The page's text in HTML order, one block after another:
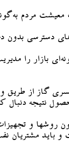
مردم
دسترسی
بازار را
گاز از
نتیجه دنبال
روشها و
باید مشتریان